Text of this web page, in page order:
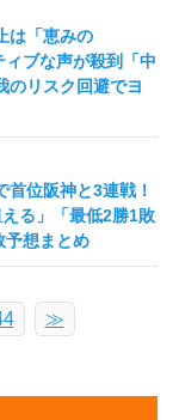
は「恵みの
ブな声が殺到「中
のリスク回避でヨ
首位阪神と3連戦！
える」「最低2勝1敗
予想まとめ
≫